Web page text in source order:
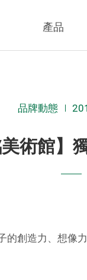
產品
品牌動態
美術館
創造力、想像